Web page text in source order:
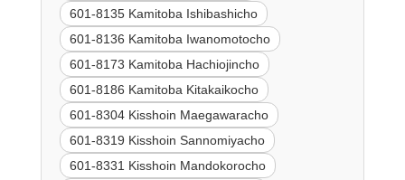
601-8135 Kamitoba Ishibashicho
601-8136 Kamitoba Iwanomotocho
601-8173 Kamitoba Hachiojincho
601-8186 Kamitoba Kitakaikocho
601-8304 Kisshoin Maegawaracho
601-8319 Kisshoin Sannomiyacho
601-8331 Kisshoin Mandokorocho